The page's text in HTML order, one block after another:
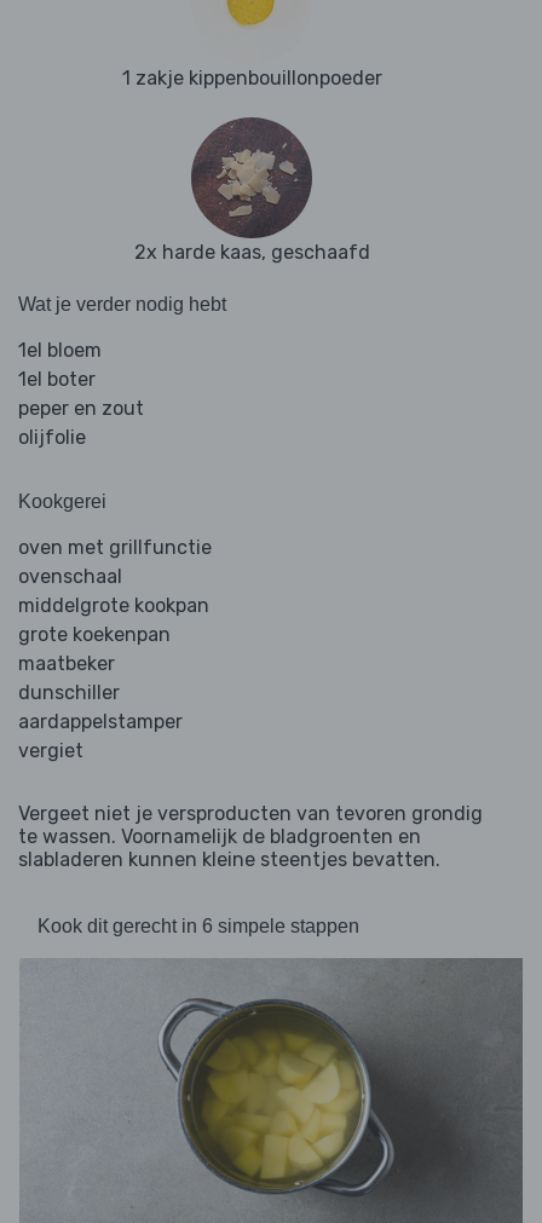
1 zakje kippenbouillonpoeder
2x harde kaas, geschaafd
Wat je verder nodig hebt
1el bloem
1el boter
peper en zout
olijfolie
Kookgerei
oven met grillfunctie
ovenschaal
middelgrote kookpan
grote koekenpan
maatbeker
dunschiller
aardappelstamper
vergiet
Vergeet niet je versproducten van tevoren grondig
te wassen. Voornamelijk de bladgroenten en
slabladeren kunnen kleine steentjes bevatten.
Kook dit gerecht in 6 simpele stappen